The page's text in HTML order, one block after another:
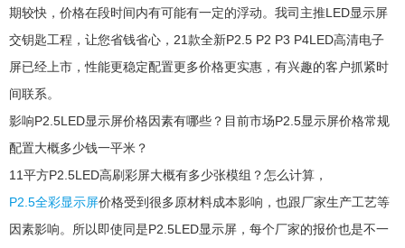
期较快，价格在段时间内有可能有一定的浮动。我司主推LED显示屏
交钥匙工程，让您省钱省心，21款全新P2.5 P2 P3 P4LED高清电子
屏已经上市，性能更稳定配置更多价格更实惠，有兴趣的客户抓紧时
间联系。
影响P2.5LED显示屏价格因素有哪些？目前市场P2.5显示屏价格常规
配置大概多少钱一平米？
11平方P2.5LED高刷彩屏大概有多少张模组？怎么计算，
P2.5全彩显示屏价格受到很多原材料成本影响，也跟厂家生产工艺等
因素影响。所以即使同是P2.5LED显示屏，每个厂家的报价也是不一